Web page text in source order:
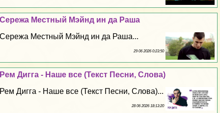
Сережа Местный Мэйнд ин да Раша
Сережа Местный Мэйнд ин да Раша...
29 06 2026 0:23:50
Рем Дигга - Наше все (Текст Песни, Слова)
Рем Дигга - Наше все (Текст Песни, Слова)...
28 06 2026 18:13:20